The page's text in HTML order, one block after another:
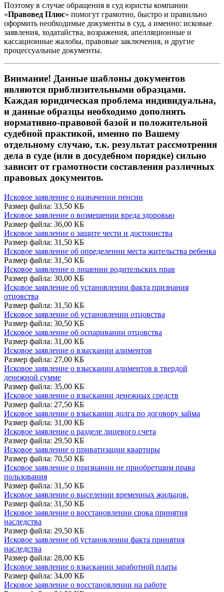
Поэтому в случае обращения в суд юристы компании
«Правовед Плюс» помогут грамотно, быстро и правильно
оформить необходимые документы в суд, а именно: исковые
заявления, ходатайства, возражения, апелляционные и
кассационные жалобы, правовые заключения, и другие
процессуальные документы.
Внимание! Данные шаблоны документов
являются приблизительными образцами.
Каждая юридическая проблема индивидуальна,
и данные образцы необходимо дополнять
нормативно-правовой базой и положительной
судебной практикой, именно по Вашему
отдельному случаю, т.к. результат рассмотрения
дела в суде (или в досудебном порядке) сильно
зависит от грамотности составления различных
правовых документов.
Исковое заявление о назначении пенсии
Размер файла: 33,50 КБ
Исковое заявление о возмещении вреда здоровью
Размер файла: 36,00 КБ
Исковое заявление о защите чести и достоинства
Размер файла: 31,50 КБ
Исковое заявление об определении места жительства ребенка
Размер файла: 31,50 КБ
Исковое заявление о лишении родительских прав
Размер файла: 30,00 КБ
Исковое заявление об установлении факта признания
отцовства
Размер файла: 31,50 КБ
Исковое заявление об установлении отцовства
Размер файла: 30,50 КБ
Исковое заявление об оспаривании отцовства
Размер файла: 31,00 КБ
Исковое заявление о взыскании алиментов
Размер файла: 27,00 КБ
Исковое заявление о взыскании алиментов в твердой
денежной сумме
Размер файла: 35,00 КБ
Исковое заявление о взыскании денежных средств
Размер файла: 27,50 КБ
Исковое заявление о взыскании долга по договору займа
Размер файла: 31,00 КБ
Исковое заявление о разделе лицевого счета
Размер файла: 29,50 КБ
Исковое заявление о приватизации квартиры
Размер файла: 70,50 КБ
Исковое заявление о признании не приобретшим права
пользования
Размер файла: 31,50 КБ
Исковое заявление о выселении временных жильцов.
Размер файла: 31,50 КБ
Исковое заявление о восстановлении срока принятия
наследства
Размер файла: 29,50 КБ
Исковое заявление об установлении факта принятия
наследства
Размер файла: 28,00 КБ
Исковое заявление о взыскании заработной платы
Размер файла: 34,00 КБ
Исковое заявление о восстановлении на работе